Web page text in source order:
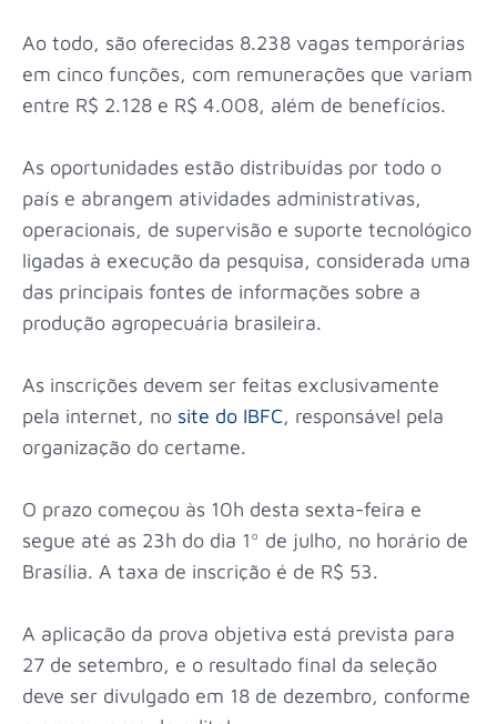
Ao todo, são oferecidas 8.238 vagas temporárias
em cinco funções, com remunerações que variam
entre R$ 2.128 e R$ 4.008, além de benefícios.
As oportunidades estão distribuídas por todo o
país e abrangem atividades administrativas,
operacionais, de supervisão e suporte tecnológico
ligadas à execução da pesquisa, considerada uma
das principais fontes de informações sobre a
produção agropecuária brasileira.
As inscrições devem ser feitas exclusivamente
pela internet, no site do IBFC, responsável pela
organização do certame.
O prazo começou às 10h desta sexta-feira e
segue até as 23h do dia 1º de julho, no horário de
Brasília. A taxa de inscrição é de R$ 53.
A aplicação da prova objetiva está prevista para
27 de setembro, e o resultado final da seleção
deve ser divulgado em 18 de dezembro, conforme